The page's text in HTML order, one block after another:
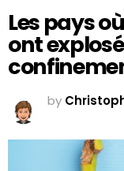
Les pays
ont
by